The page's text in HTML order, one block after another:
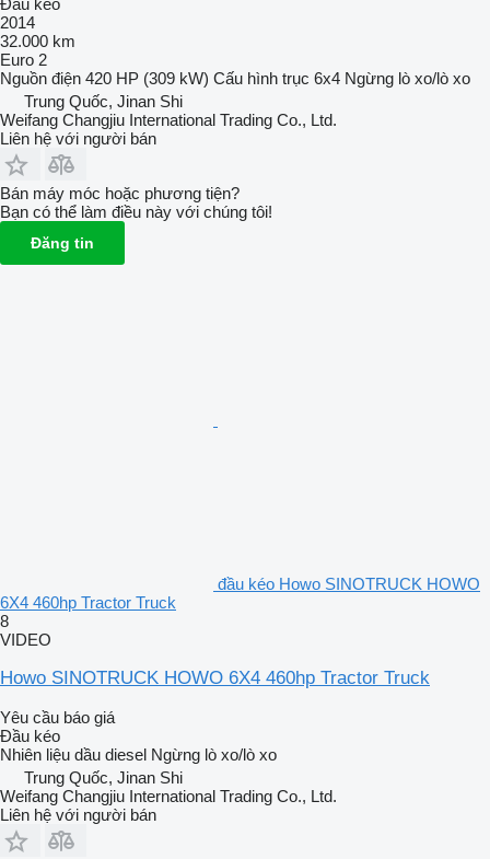
Đầu kéo
2014
32.000 km
Euro 2
Nguồn điện 420 HP (309 kW) Cấu hình trục 6x4 Ngừng lò xo/lò xo
Trung Quốc, Jinan Shi
Weifang Changjiu International Trading Co., Ltd.
Liên hệ với người bán
Bán máy móc hoặc phương tiện?
Bạn có thể làm điều này với chúng tôi!
Đăng tin
đầu kéo Howo SINOTRUCK HOWO
6X4 460hp Tractor Truck
8
VIDEO
Howo SINOTRUCK HOWO 6X4 460hp Tractor Truck
Yêu cầu báo giá
Đầu kéo
Nhiên liệu dầu diesel Ngừng lò xo/lò xo
Trung Quốc, Jinan Shi
Weifang Changjiu International Trading Co., Ltd.
Liên hệ với người bán